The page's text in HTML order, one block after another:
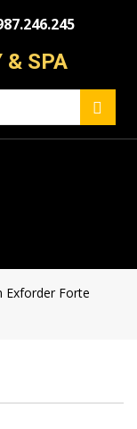
& SPA
Exforder Forte